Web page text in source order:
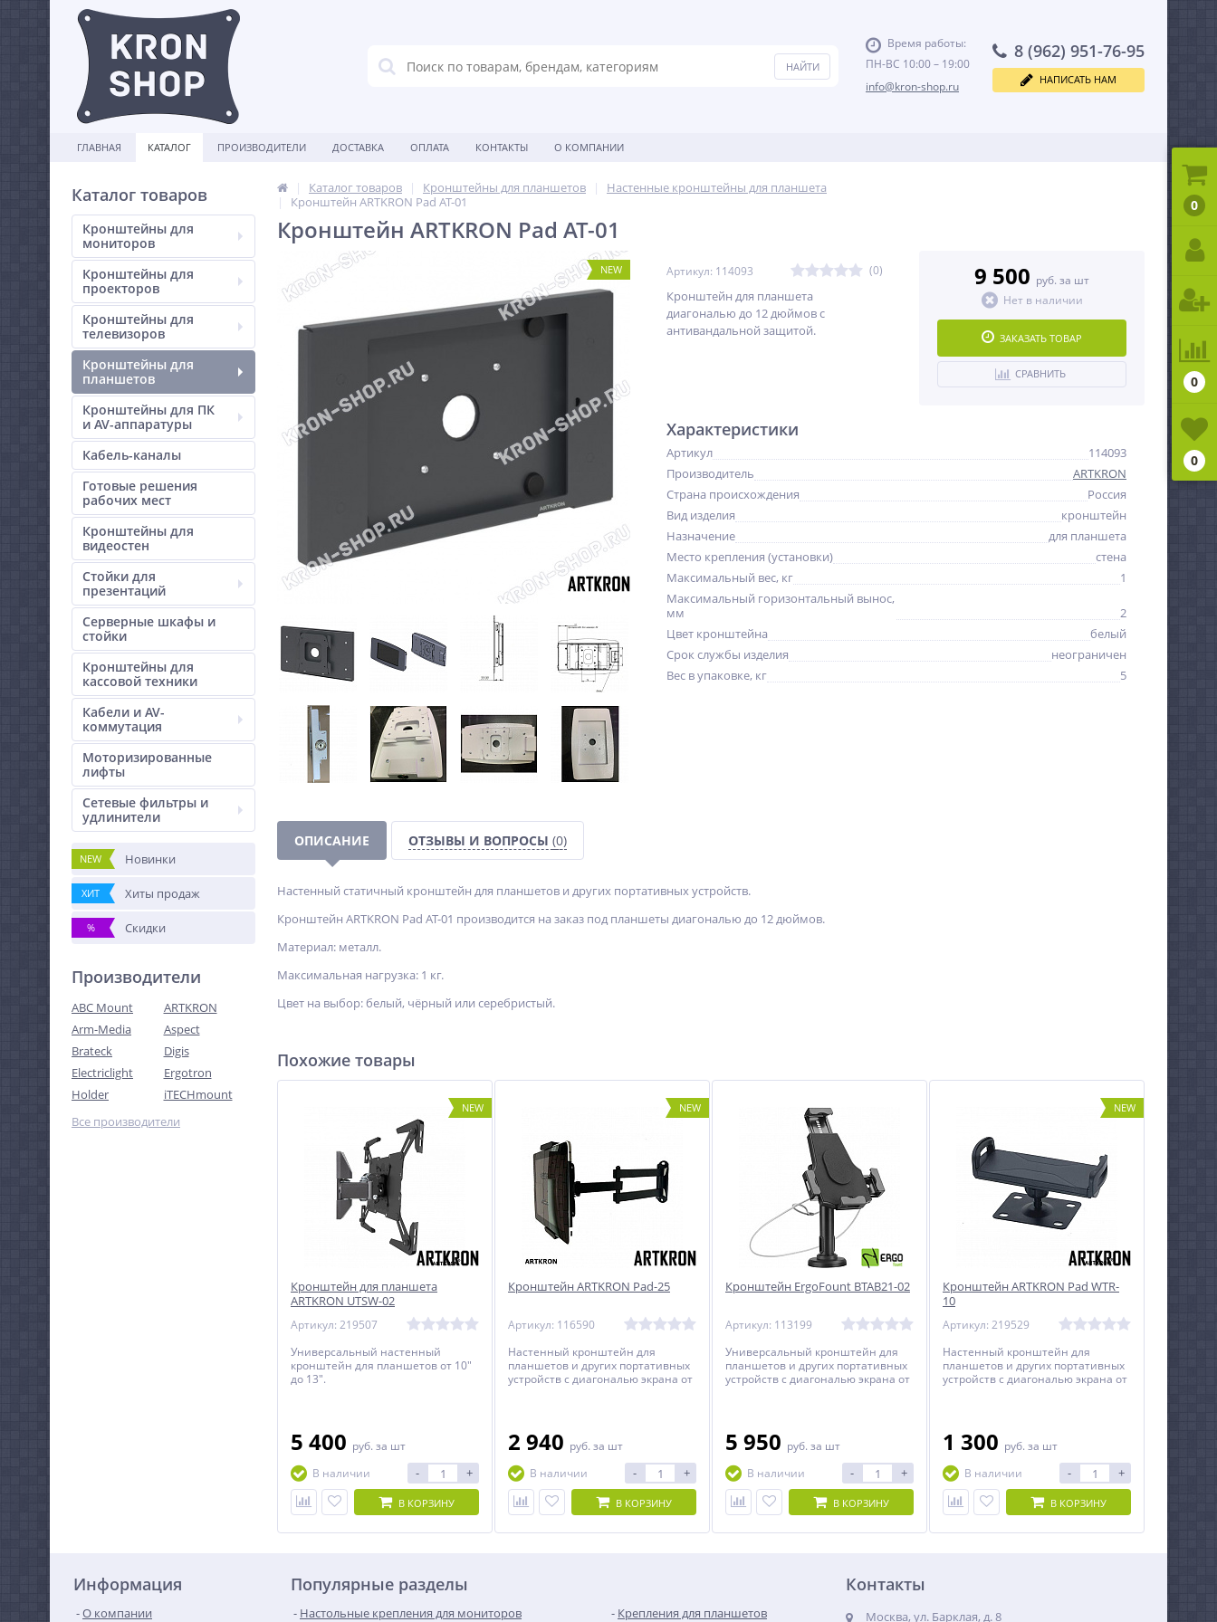
Время работы:
ПН-ВС 10:00 – 19:00
info@kron-shop.ru
8 (962) 951-76-95
НАПИСАТЬ НАМ
ГЛАВНАЯ КАТАЛОГ ПРОИЗВОДИТЕЛИ ДОСТАВКА ОПЛАТА КОНТАКТЫ О КОМПАНИИ
Каталог товаров
Кронштейны для
мониторов
Кронштейны для
проекторов
Кронштейны для
телевизоров
Кронштейны для
планшетов
Кронштейны для ПК
и AV-аппаратуры
Кабель-каналы
Готовые решения
рабочих мест
Кронштейны для
видеостен
Стойки для
презентаций
Серверные шкафы и
стойки
Кронштейны для
кассовой техники
Кабели и AV-
коммутация
Моторизированные
лифты
Сетевые фильтры и
удлинители
NEW Новинки
ХИТ Хиты продаж
% Скидки
Производители
ABC Mount
ARTKRON
Arm-Media
Aspect
Brateck
Digis
Electriclight
Ergotron
Holder
iTECHmount
Все производители
Каталог товаров Кронштейны для планшетов
Настенные кронштейны для планшета
Кронштейн ARTKRON Pad AT-01
Кронштейн ARTKRON Pad AT-01
NEW Артикул: 114093 (0)
Кронштейн для планшета
диагональю до 12 дюймов с
антивандальной защитой.
9 500 руб. за шт
Нет в наличии
ЗАКАЗАТЬ ТОВАР
СРАВНИТЬ
Характеристики
Артикул
114093
Производитель
ARTKRON
Страна происхождения
Россия
Вид изделия
кронштейн
Назначение
для планшета
Место крепления (установки)
стена
Максимальный вес, кг
1
Максимальный горизонтальный вынос,
мм
2
Цвет кронштейна
белый
Срок службы изделия
неограничен
Вес в упаковке, кг
5
ОПИСАНИЕ ОТЗЫВЫ И ВОПРОСЫ (0)
Настенный статичный кронштейн для планшетов и других портативных устройств.
Кронштейн ARTKRON Pad AT-01 производится на заказ под планшеты диагональю до 12 дюймов.
Материал: металл.
Максимальная нагрузка: 1 кг.
Цвет на выбор: белый, чёрный или серебристый.
Похожие товары
NEW
Кронштейн для планшета
ARTKRON UTSW-02
Артикул: 219507
Универсальный настенный
кронштейн для планшетов от 10"
до 13".
5 400 руб. за шт
В наличии
- +
В КОРЗИНУ
NEW
Кронштейн ARTKRON Pad-25
Артикул: 116590
Настенный кронштейн для
планшетов и других портативных
устройств с диагональю экрана от
2 940 руб. за шт
В наличии
- +
В КОРЗИНУ
Кронштейн ErgoFount BTAB21-02
Артикул: 113199
Универсальный кронштейн для
планшетов и других портативных
устройств с диагональю экрана от
5 950 руб. за шт
В наличии
- +
В КОРЗИНУ
NEW
Кронштейн ARTKRON Pad WTR-
10
Артикул: 219529
Настенный кронштейн для
планшетов и других портативных
устройств с диагональю экрана от
1 300 руб. за шт
В наличии
- +
В КОРЗИНУ
Информация
О компании
Популярные разделы
Настольные крепления для мониторов Крепления для планшетов
Контакты
Москва, ул. Барклая, д. 8
0
0
0